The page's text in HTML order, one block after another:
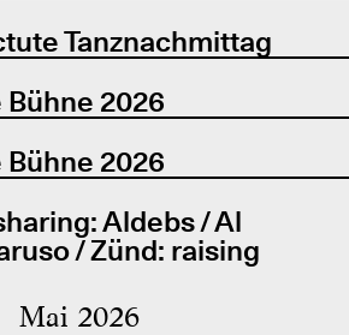
Tanznachmittag
2026
2026
Aldebs / Al
/ Zünd: raising
Mai 2026